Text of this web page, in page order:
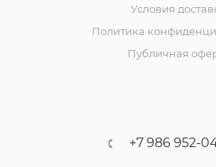
Условия
Политика
Публичная
+7 986 952-